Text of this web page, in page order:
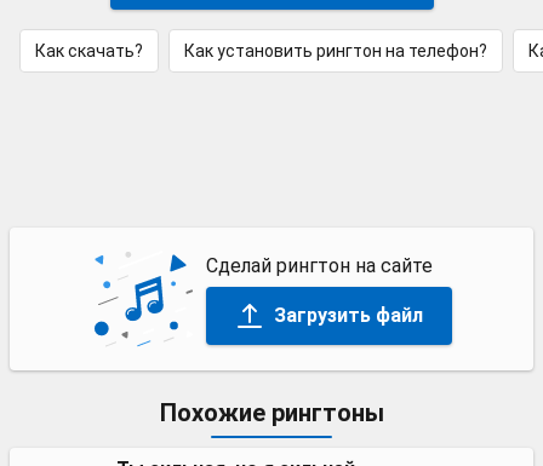
Как скачать? Как установить рингтон на телефон?
Сделай рингтон на сайте
Загрузить файл
Похожие рингтоны